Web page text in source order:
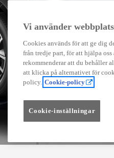
Vi använder
Cookies används för att ge dig
från tredje part, för att hjälpa
rekommenderar att du behåller
att klicka på alternativet för
policy. Cookie-policy
Cookie-inställningar